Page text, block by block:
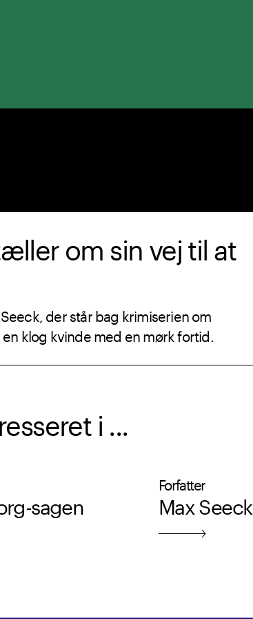
om sin vej til at
der står bag krimiserien om
klog kvinde med en mørk fortid.
i ...
sagen
Forfatter
Max Seeck